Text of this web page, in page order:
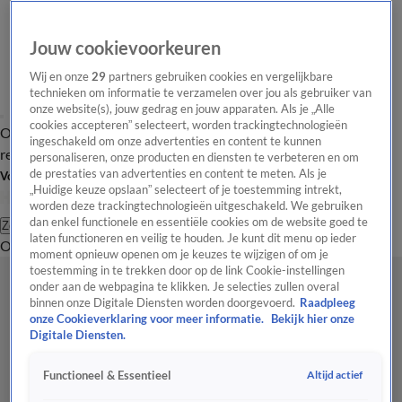
Overzicht Laatste nieuws Regionieuws Het beste van Hart
Tip de
redactie
Volg Hart van Nederland
Zoeken
OverzichtRegioUitzendingenWeerTip de redactiePanelVideo's
Jouw cookievoorkeuren
Wij en onze29 partners gebruiken cookies en vergelijkbare
technieken om informatie te verzamelen over jou als gebruiker van
onze website(s), jouw gedrag en jouw apparaten. Als je „Alle
cookies accepteren” selecteert, worden trackingtechnologieën
ingeschakeld om onze advertenties en content te kunnen
personaliseren, onze producten en diensten te verbeteren en om
de prestaties van advertenties en content te meten. Als je
„Huidige keuze opslaan” selecteert of je toestemming intrekt,
worden deze trackingtechnologieën uitgeschakeld. We gebruiken
dan enkel functionele en essentiële cookies om de website goed te
laten functioneren en veilig te houden. Je kunt dit menu op ieder
moment opnieuw openen om je keuzes te wijzigen of om je
toestemming in te trekken door op de link Cookie-instellingen
onder aan de webpagina te klikken. Je selecties zullen overal
binnen onze Digitale Diensten worden doorgevoerd. Raadpleeg
onze Cookieverklaring voor meer informatie.
Bekijk hier onze
Digitale Diensten.
Functioneel & Essentieel Altijd actief